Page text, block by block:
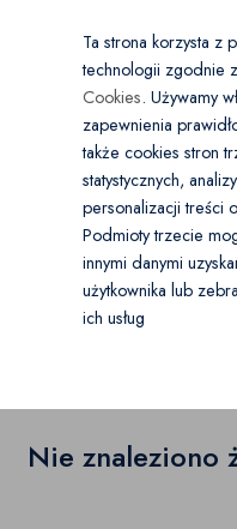
Wybierz kategorię
Sprzęt video
Blu ray i DVD(0)
Dekodery(0)
Kamery (0)
Projektory(0)
Akcesoria i części(0)
Kraj
Elektronika Sprzęt
Akcesoria i
Nie znaleziono
Ta strona korzysta z
technologii zgodnie
Cookies. Używamy
zapewnienia
także cookies stron
statystycznych,
personalizacji treści
Podmioty trzecie
innymi danymi
użytkownika lub
ich usług